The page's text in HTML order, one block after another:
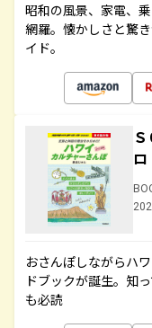
昭和の風景、家電、
網羅。懐かしさと驚
イド。
おさんぽしながらハ
ドブックが誕生。知
も必読